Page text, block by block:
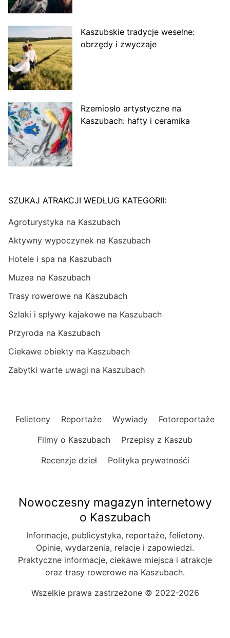
Kaszubskie tradycje weselne:
obrzędy i zwyczaje
Rzemiosło artystyczne na
Kaszubach: hafty i ceramika
SZUKAJ ATRAKCJI WEDŁUG KATEGORII:
Agroturystyka na Kaszubach
Aktywny wypoczynek na Kaszubach
Hotele i spa na Kaszubach
Muzea na Kaszubach
Trasy rowerowe na Kaszubach
Szlaki i spływy kajakowe na Kaszubach
Przyroda na Kaszubach
Ciekawe obiekty na Kaszubach
Zabytki warte uwagi na Kaszubach
Felietony Reportaże Wywiady
Fotoreportaże
Filmy o Kaszubach
Przepisy z Kaszub
Recenzje dzieł
Polityka prywatnośći
Nowoczesny magazyn internetowy
o Kaszubach
Informacje, publicystyka, reportaże, felietony.
Opinie, wydarzenia, relacje i zapowiedzi.
Praktyczne informacje, ciekawe miejsca i atrakcje
oraz trasy rowerowe na Kaszubach.
Wszelkie prawa zastrzeżone © 2022-2026